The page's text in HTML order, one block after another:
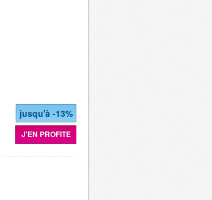
jusqu'à -13%
J'EN PROFITE